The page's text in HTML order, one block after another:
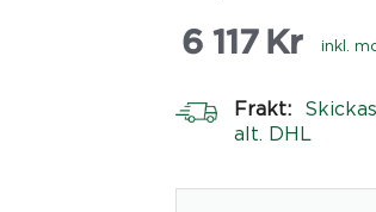
6 117 Kr inkl.
Frakt:
alt. DHL